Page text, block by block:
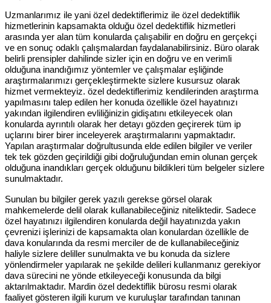
Uzmanlarımız ile yani özel dedektiflerimiz ile özel dedektiflik
hizmetlerinin kapsamakta olduğu özel dedektiflik hizmetleri
arasında yer alan tüm konularda çalışabilir en doğru en gerçekçi
ve en sonuç odaklı çalışmalardan faydalanabilirsiniz. Büro olarak
belirli prensipler dahilinde sizler için en doğru ve en verimli
olduğuna inandığımız yöntemler ve çalışmalar eşliğinde
araştırmalarımızı gerçekleştirmekte sizlere kusursuz olarak
hizmet vermekteyiz. özel dedektiflerimiz kendilerinden araştırma
yapılmasını talep edilen her konuda özellikle özel hayatınızı
yakından ilgilendiren evliliğinizin gidişatını etkileyecek olan
konularda ayrıntılı olarak her detayı gözden geçirerek tüm ip
uçlarını birer birer inceleyerek araştırmalarını yapmaktadır.
Yapılan araştırmalar doğrultusunda elde edilen bilgiler ve veriler
tek tek gözden geçirildiği gibi doğruluğundan emin olunan gerçek
olduğuna inandıkları gerçek olduğunu bildikleri tüm belgeler sizlere
sunulmaktadır.
Sunulan bu bilgiler gerek yazılı gerekse görsel olarak
mahkemelerde delil olarak kullanabileceğiniz niteliktedir. Sadece
özel hayatınızı ilgilendiren konularda değil hayatınızda yakın
çevrenizi işlerinizi de kapsamakta olan konulardan özellikle de
dava konularında da resmi merciler de de kullanabileceğiniz
haliyle sizlere deliller sunulmakta ve bu konuda da sizlere
yönlendirmeler yapılarak ne şekilde delileri kullanmanız gerekiyor
dava sürecini ne yönde etkileyeceği konusunda da bilgi
aktarılmaktadır. Mardin özel dedektiflik bürosu resmi olarak
faaliyet gösteren ilgili kurum ve kuruluşlar tarafından tanınan